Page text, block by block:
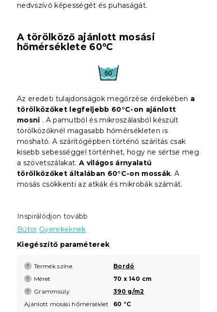
nedvszívó képességét és puhaságát.
A törölköző ajánlott mosási
hőmérséklete 60°C
Az eredeti tulajdonságok megőrzése érdekében a
törölközőket legfeljebb 60°C-on ajánlott
mosni . A pamutból és mikroszálasból készült
törölközőknél magasabb hőmérsékleten is
mosható. A szárítógépben történő szárítás csak
kisebb sebességgel történhet, hogy ne sértse meg
a szövetszálakat. A világos árnyalatú
törölközőket általában 60°C-on mossák. A
mosás csökkenti az atkák és mikrobák számát.
Inspirálódjon tovább
Bútor Gyerekeknek
Kiegészítő paraméterek
? Termék színe Bordó
? Méret 70 x 140 cm
? Grammsúly
390 g/m2
Ajánlott mosási hőmérséklet
60 °C